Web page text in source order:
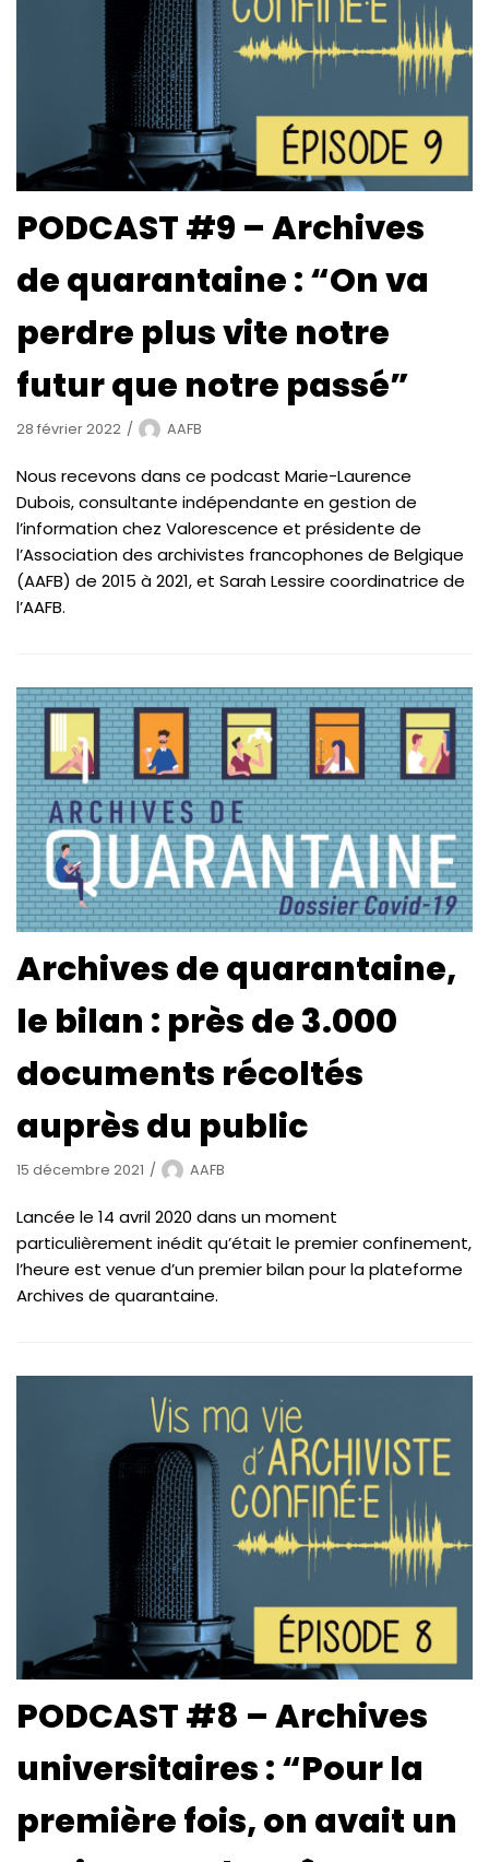
PODCAST #9 – Archives
de quarantaine : “On va
perdre plus vite notre
futur que notre passé”
28 février 2022 AAFB
Nous recevons dans ce podcast Marie-Laurence
Dubois, consultante indépendante en gestion de
l’information chez Valorescence et présidente de
l’Association des archivistes francophones de Belgique
(AAFB) de 2015 à 2021, et Sarah Lessire coordinatrice de
l’AAFB.
Archives de quarantaine,
le bilan : près de 3.000
documents récoltés
auprès du public
15 décembre 2021 AAFB
Lancée le 14 avril 2020 dans un moment
particulièrement inédit qu’était le premier confinement,
l’heure est venue d’un premier bilan pour la plateforme
Archives de quarantaine.
PODCAST #8 – Archives
universitaires : “Pour la
première fois, on avait un